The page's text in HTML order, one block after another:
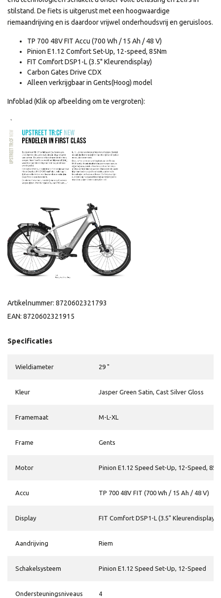
stilstand. De fiets is uitgerust met een hoogwaardige
riemaandrijving en is daardoor vrijwel onderhoudsvrij en geruisloos.
TP 700 48V FIT Accu (700 Wh / 15 Ah / 48 V)
Pinion E1.12 Comfort Set-Up, 12-speed, 85Nm
FIT Comfort DSP1-L (3.5" Kleurendisplay)
Carbon Gates Drive CDX
Alleen verkrijgbaar in Gents(Hoog) model
Infoblad (Klik op afbeelding om te vergroten):
Artikelnummer: 8720602321793
EAN: 8720602321915
Specificaties
Wieldiameter 29 "
Kleur Jasper Green Satin, Cast Silver Gloss
Framemaat M-L-XL
Frame Gents
Motor Pinion E1.12 Speed Set-Up, 12-Speed,
Accu TP 700 48V FIT (700 Wh / 15 Ah / 48 V)
Display FIT Comfort DSP1-L (3.5" Kleurendisplay)
Aandrijving Riem
Schakelsysteem Pinion E1.12 Speed Set-Up, 12-Speed
Ondersteuningsniveaus 4